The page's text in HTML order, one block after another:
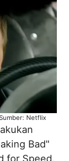
Netflix
Bad"
for Speed,